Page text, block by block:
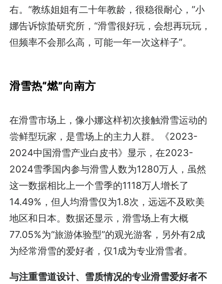
右。“教练姐姐有二十年教龄，很稳很耐心，”小
娜告诉惊蛰研究所，“滑雪很好玩，会想再玩玩，
但频率不会那么高，可能一年一次这样子”。
滑雪热“燃”向南方
在滑雪市场上，像小娜这样初次接触滑雪运动的
尝鲜型玩家，是雪场上的主力人群。《2023-
2024中国滑雪产业白皮书》显示，在2023-
2024雪季国内参与滑雪人数为1280万人，虽然
这一数据相比上一个雪季的1118万人增长了
14.49%，但人均滑雪仅为1.8次，远远不及欧美
地区和日本。数据还显示，滑雪场上有大概
77.05%为“旅游体验型”的观光游客，另外有2成
为经常滑雪的爱好者，仅1成为专业滑雪者。
与注重雪道设计、雪质情况的专业滑雪爱好者不